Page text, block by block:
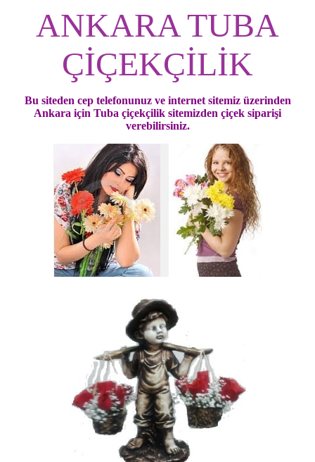
ANKARA TUBA
ÇİÇEKÇİLİK
Bu siteden cep telefonunuz ve internet sitemiz üzerinden
Ankara için Tuba çiçekçilik sitemizden çiçek siparişi
verebilirsiniz.